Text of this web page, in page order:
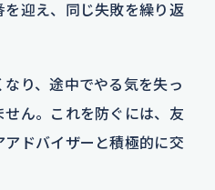
迎え、同じ失敗を繰り返
り、途中でやる気を失っ
ん。これを防ぐには、友
ドバイザーと積極的に交